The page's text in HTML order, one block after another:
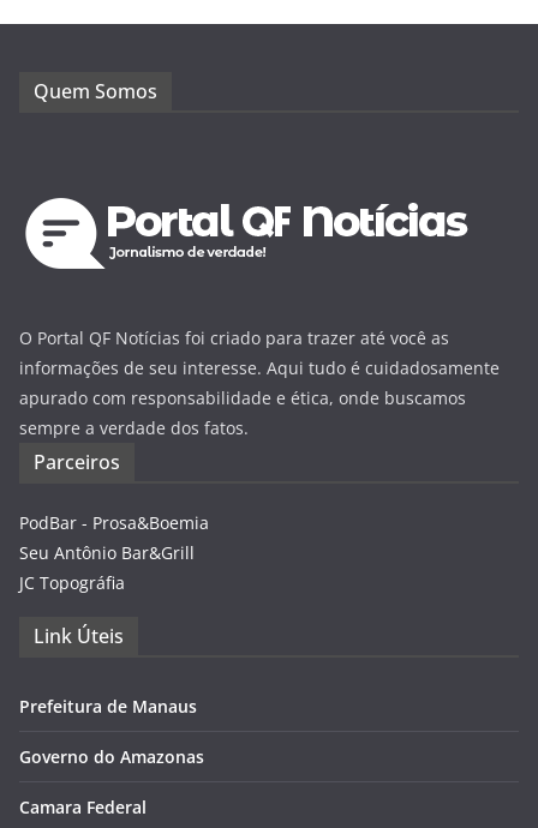
Quem Somos
O Portal QF Notícias foi criado para trazer até você as
informações de seu interesse. Aqui tudo é cuidadosamente
apurado com responsabilidade e ética, onde buscamos
sempre a verdade dos fatos.
Parceiros
PodBar - Prosa&Boemia
Seu Antônio Bar&Grill
JC Topográfia
Link Úteis
Prefeitura de Manaus
Governo do Amazonas
Camara Federal